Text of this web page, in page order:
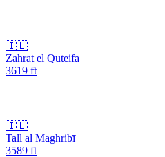
🇮🇱
Zahrat el Quteifa
3619 ft
🇮🇱
Tall al Maghribī
3589 ft